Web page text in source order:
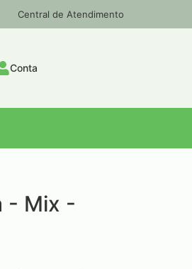
Central de Atendimento
Conta
- Mix -